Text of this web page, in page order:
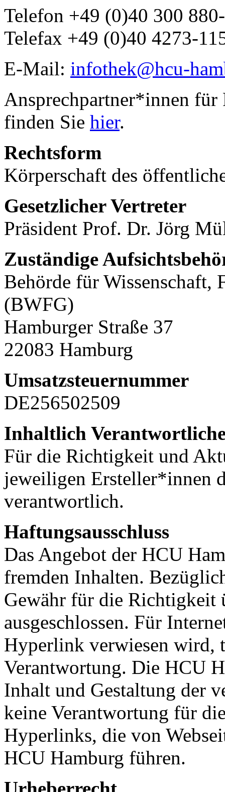
Telefon +49 (0)40 300
Telefax +49 (0)40 4273-
E-Mail: infothek@hcu-
Ansprechpartner*innen für
finden Sie hier.
Rechtsform
Körperschaft des
Gesetzlicher Vertreter
Präsident Prof. Dr. Jörg
Zuständige
Behörde für Wissenschaft,
(BWFG)
Hamburger Straße 37
22083 Hamburg
Umsatzsteuernummer
DE256502509
Inhaltlich
Für die Richtigkeit und
jeweiligen Ersteller*innen
verantwortlich.
Haftungsausschluss
Das Angebot der HCU
fremden Inhalten.
Gewähr für die Richtigkeit
ausgeschlossen. Für
Hyperlink verwiesen wird,
Verantwortung. Die HCU
Inhalt und Gestaltung der
keine Verantwortung für
Hyperlinks, die von
HCU Hamburg führen.